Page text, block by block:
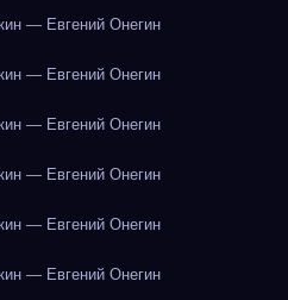
— Евгений Онегин
— Евгений Онегин
— Евгений Онегин
— Евгений Онегин
— Евгений Онегин
— Евгений Онегин